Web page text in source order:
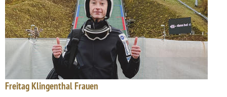
Freitag Klingenthal Frauen